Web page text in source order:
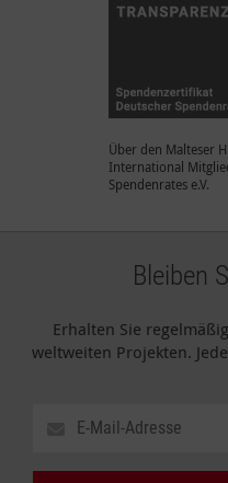
Über den Malteser
International
Spendenrates e.V.
Bleiben
Erhalten Sie
weltweiten Projekten.